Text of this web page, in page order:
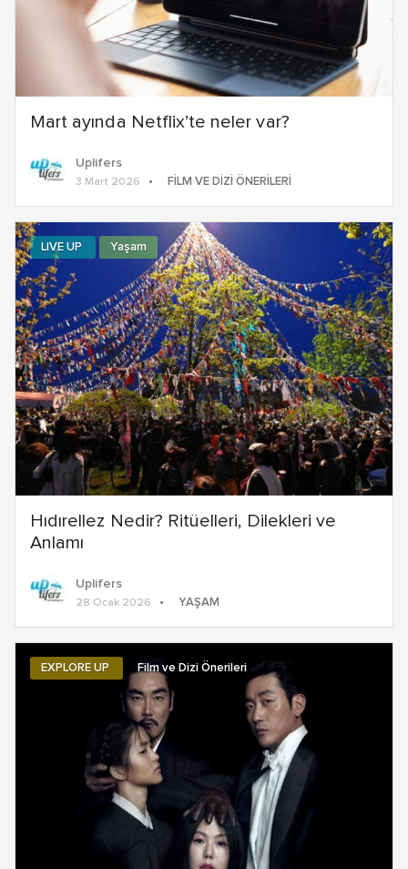
Mart ayında Netflix’te neler var?
Uplifers
3 Mart 2026 FILM VE DIZI ÖNERILERI
Hıdırellez Nedir? Ritüelleri, Dilekleri ve
Anlamı
LIVE UP Yaşam
Uplifers
28 Ocak 2026 YAŞAM
EXPLORE UP Film ve Dizi Önerileri